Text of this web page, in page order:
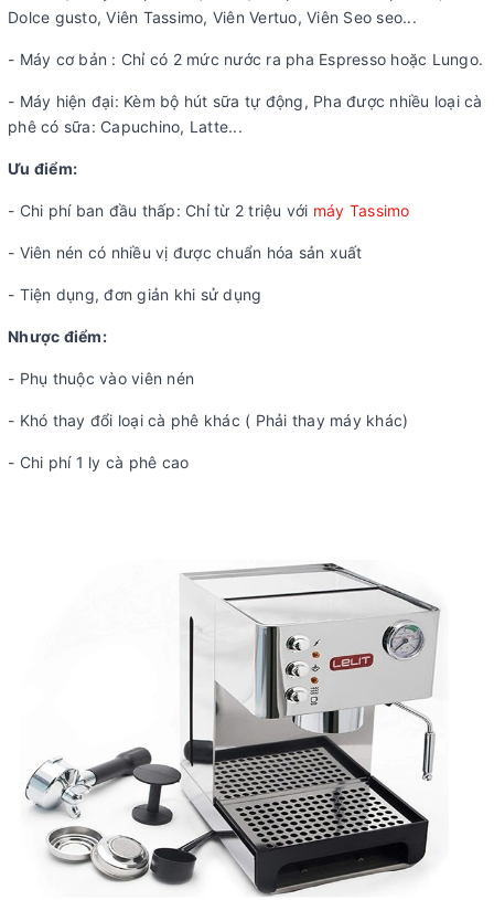
Dolce gusto, Viên Tassimo, Viên Vertuo, Viên Seo seo...
- Máy cơ bản : Chỉ có 2 mức nước ra pha Espresso hoặc Lungo.
- Máy hiện đại: Kèm bộ hút sữa tự động, Pha được nhiều loại cà
phê có sữa: Capuchino, Latte...
Ưu điểm:
- Chi phí ban đầu thấp: Chỉ từ 2 triệu với máy Tassimo
- Viên nén có nhiều vị được chuẩn hóa sản xuất
- Tiện dụng, đơn giản khi sử dụng
Nhược điểm:
- Phụ thuộc vào viên nén
- Khó thay đổi loại cà phê khác ( Phải thay máy khác)
- Chi phí 1 ly cà phê cao